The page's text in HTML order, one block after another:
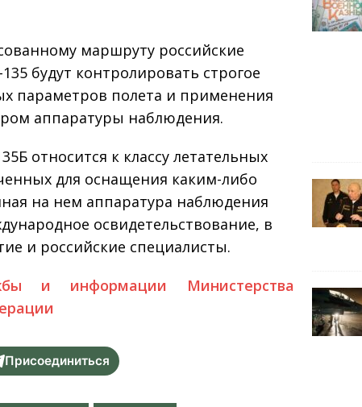
маршруту российские
будут контролировать строгое
параметров полета и применения
аппаратуры наблюдения.
относится к классу летательных
для оснащения каким-либо
на нем аппаратура наблюдения
освидетельствование, в
и российские специалисты.
и информации Министерства
Присоединиться